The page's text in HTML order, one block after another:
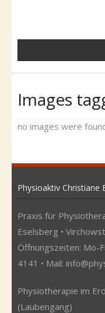
Images
no images were
Physioaktiv Christiane
Praxis für
Eselsberg •
Öffnungszeiten: Mo-
4141 • Mail:
Physiotherapie im
(Laubengang)